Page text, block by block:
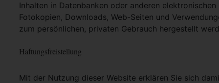
Inhalten in Datenbanken oder anderen
Fotokopien, Downloads, Web-Seiten und
zum persönlichen, privaten Gebrauch hergestellt
Haftungsfreistellung
Mit der Nutzung dieser Website erklären Sie sich